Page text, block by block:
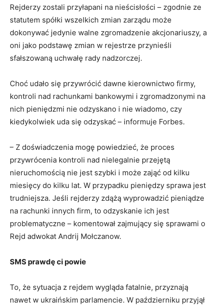
Rejderzy zostali przyłapani na nieścisłości – zgodnie ze
statutem spółki wszelkich zmian zarządu może
dokonywać jedynie walne zgromadzenie akcjonariuszy, a
oni jako podstawę zmian w rejestrze przynieśli
sfałszowaną uchwałę rady nadzorczej.
Choć udało się przywrócić dawne kierownictwo firmy,
kontroli nad rachunkami bankowymi i zgromadzonymi na
nich pieniędzmi nie odzyskano i nie wiadomo, czy
kiedykolwiek uda się odzyskać – informuje Forbes.
– Z doświadczenia mogę powiedzieć, że proces
przywrócenia kontroli nad nielegalnie przejętą
nieruchomością nie jest szybki i może zająć od kilku
miesięcy do kilku lat. W przypadku pieniędzy sprawa jest
trudniejsza. Jeśli rejderzy zdążą wyprowadzić pieniądze
na rachunki innych firm, to odzyskanie ich jest
problematyczne – komentował zajmujący się sprawami o
Rejd adwokat Andrij Mołczanow.
SMS prawdę ci powie
To, że sytuacja z rejdem wygląda fatalnie, przyznają
nawet w ukraińskim parlamencie. W październiku przyjął